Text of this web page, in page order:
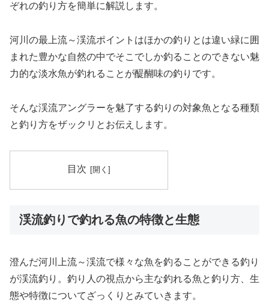
ぞれの釣り方を簡単に解説します。
河川の最上流～渓流ポイントはほかの釣りとは違い緑に囲
まれた豊かな自然の中でそこでしか釣ることのできない魅
力的な淡水魚が釣れることが醍醐味の釣りです。
そんな渓流アングラーを魅了する釣りの対象魚となる種類
と釣り方をザックリとお伝えします。
目次
渓流釣りで釣れる魚の特徴と生態
澄んだ河川上流～渓流で様々な魚を釣ることができる釣り
が渓流釣り。釣り人の視点から主な釣れる魚と釣り方、生
態や特徴についてざっくりとみていきます。